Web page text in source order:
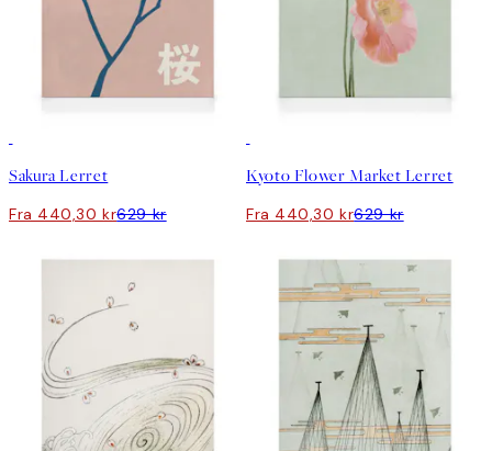
Sakura Lerret
Fra 440,30 kr629 kr
Kyoto Flower Market Lerret
Fra 440,30 kr629 kr